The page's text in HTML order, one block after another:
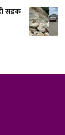
सडक